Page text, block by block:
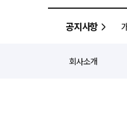
공지사항
회사소개